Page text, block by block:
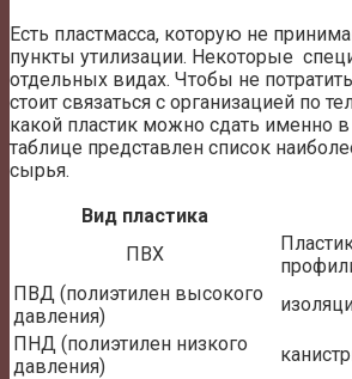
Есть пластмасса, которую не
пункты утилизации. Некоторые
отдельных видах. Чтобы не
стоит связаться с организацией по
какой пластик можно сдать именно в
таблице представлен список
сырья.
Вид пластика
ПВХ
ПВД (полиэтилен высокого
давления)
ПНД (полиэтилен низкого
давления)